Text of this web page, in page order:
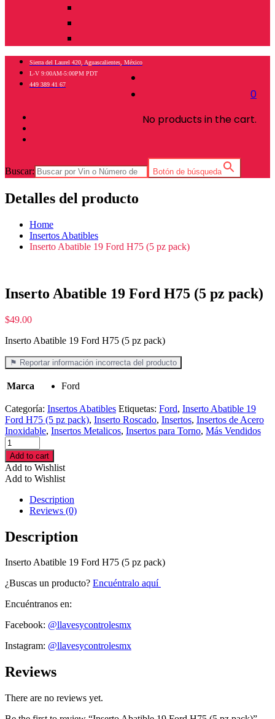
0
No products in the cart.
Sierra del Laurel 420, Aguascalientes, México
L-V 9:00AM-5:00PM PDT
449 389 41 67
Buscar: Botón de búsqueda
Detalles del producto
Home
Insertos Abatibles
Inserto Abatible 19 Ford H75 (5 pz pack)
Inserto Abatible 19 Ford H75 (5 pz pack)
$49.00
Inserto Abatible 19 Ford H75 (5 pz pack)
⚑ Reportar información incorrecta del producto
Marca Ford
Categoría: Insertos Abatibles Etiquetas: Ford, Inserto Abatible 19
Ford H75 (5 pz pack), Inserto Roscado, Insertos, Insertos de Acero
Inoxidable, Insertos Metalicos, Insertos para Torno, Más Vendidos
Inserto
Abatible
19
Ford
H75
cantidad
Add to cart
Add to Wishlist
Add to Wishlist
Description
Reviews (0)
Description
Inserto Abatible 19 Ford H75 (5 pz pack)
¿Buscas un producto? Encuéntralo aquí
Encuéntranos en:
Facebook: @llavesycontrolesmx
Instagram: @llavesycontrolesmx
Reviews
There are no reviews yet.